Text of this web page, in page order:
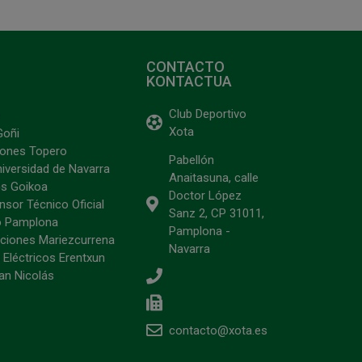
Topero
de Navarra
Goikoa
Técnico Oficial
Pamplona
Mariezcurrena
Erentxun
Nicolás
CONTACTO
KONTACTUA
Club Deportivo
Xota
Pabellón
Anaitasuna, calle
Doctor López
Sanz 2, CP 31011,
Pamplona -
Navarra
contacto@xota.es